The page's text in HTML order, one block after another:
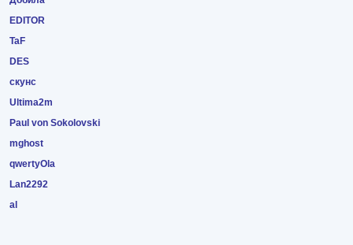
EDITOR
TaF
DES
скунс
Ultima2m
Paul von Sokolovski
mghost
qwertyOla
Lan2292
al